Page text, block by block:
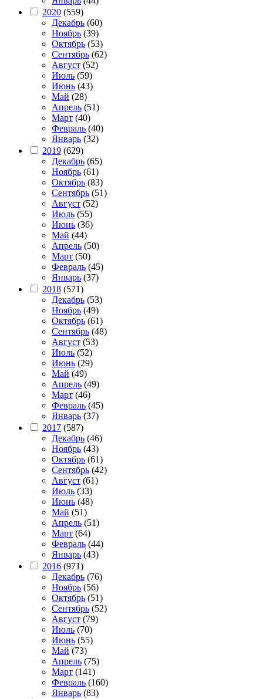
2020 (559)
Декабрь (60)
Ноябрь (39)
Октябрь (53)
Сентябрь (62)
Август (52)
Июль (59)
Июнь (43)
Май (28)
Апрель (51)
Март (40)
Февраль (40)
Январь (32)
2019 (629)
Декабрь (65)
Ноябрь (61)
Октябрь (83)
Сентябрь (51)
Август (52)
Июль (55)
Июнь (36)
Май (44)
Апрель (50)
Март (50)
Февраль (45)
Январь (37)
2018 (571)
Декабрь (53)
Ноябрь (49)
Октябрь (61)
Сентябрь (48)
Август (53)
Июль (52)
Июнь (29)
Май (49)
Апрель (49)
Март (46)
Февраль (45)
Январь (37)
2017 (587)
Декабрь (46)
Ноябрь (43)
Октябрь (61)
Сентябрь (42)
Август (61)
Июль (33)
Июнь (48)
Май (51)
Апрель (51)
Март (64)
Февраль (44)
Январь (43)
2016 (971)
Декабрь (76)
Ноябрь (56)
Октябрь (51)
Сентябрь (52)
Август (79)
Июль (70)
Июнь (55)
Май (73)
Апрель (75)
Март (141)
Февраль (160)
Январь (83)